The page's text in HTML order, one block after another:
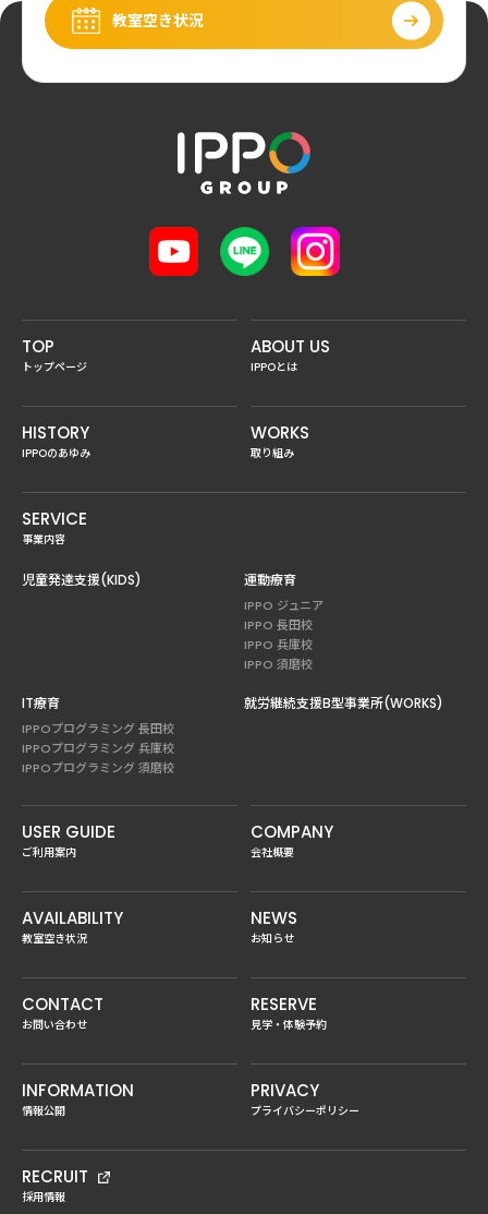
教室空き状況
TOP
トップページ
ABOUT US
IPPOとは
HISTORY
IPPOのあゆみ
WORKS
取り組み
SERVICE
事業内容
児童発達支援(KIDS) 運動療育
IPPO ジュニア
IPPO 長田校
IPPO 兵庫校
IPPO 須磨校
IT療育
IPPOプログラミング 長田校
IPPOプログラミング 兵庫校
IPPOプログラミング 須磨校
就労継続支援B型事業所(WORKS)
USER GUIDE
ご利用案内
COMPANY
会社概要
AVAILABILITY
教室空き状況
NEWS
お知らせ
CONTACT
お問い合わせ
RESERVE
見学・体験予約
INFORMATION
情報公開
PRIVACY
プライバシーポリシー
RECRUIT
採用情報